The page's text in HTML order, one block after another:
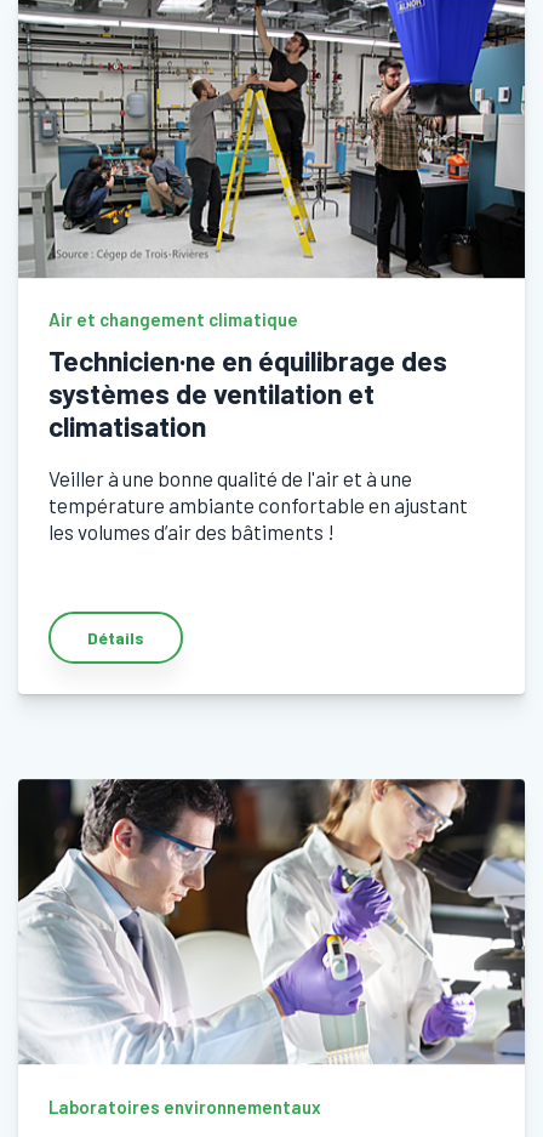
Air et changement climatique
Technicien·ne en équilibrage des
systèmes de ventilation et
climatisation
Veiller à une bonne qualité de l'air et à une
température ambiante confortable en ajustant
les volumes d’air des bâtiments !
Détails
Laboratoires environnementaux